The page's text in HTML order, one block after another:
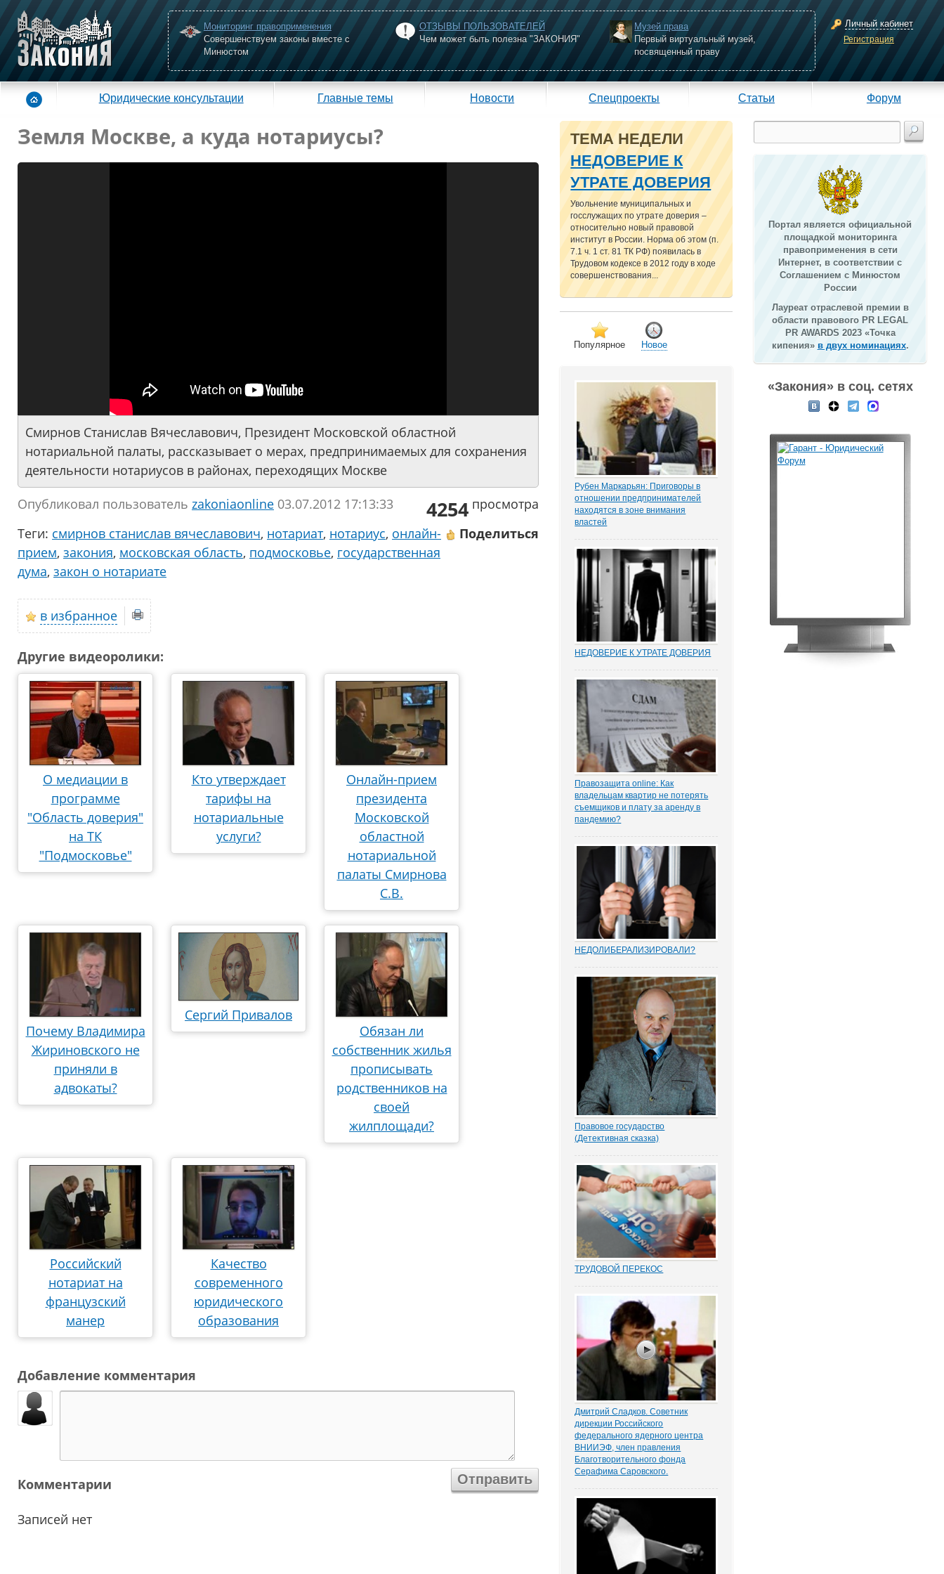
Мониторинг правоприменения
Совершенствуем законы вместе с
Минюстом
ОТЗЫВЫ ПОЛЬЗОВАТЕЛЕЙ
Чем может быть полезна "ЗАКОНИЯ"
Музей права
Первый виртуальный музей,
посвященный праву
Личный кабинет
Регистрация
Юридические консультации Главные темы Новости Спецпроекты Статьи Форум
Земля Москве, а куда нотариусы?
Смирнов Станислав Вячеславович, Президент Московской областной
нотариальной палаты, рассказывает о мерах, предпринимаемых для сохранения
деятельности нотариусов в районах, переходящих Москве
4254 просмотра
Опубликовал пользователь zakoniaonline 03.07.2012 17:13:33
Поделиться
Теги: смирнов станислав вячеславович, нотариат, нотариус, онлайн-
прием, закония, московская область, подмосковье, государственная
дума, закон о нотариате
в избранное
Другие видеоролики:
О медиации в
программе
"Область доверия"
на ТК
"Подмосковье"
Кто утверждает
тарифы на
нотариальные
услуги?
Онлайн-прием
президента
Московской
областной
нотариальной
палаты Смирнова
С.В.
Почему Владимира
Жириновского не
приняли в
адвокаты?
Сергий Привалов
Обязан ли
собственник жилья
прописывать
родственников на
своей
жилплощади?
Российский
нотариат на
французский
манер
Качество
современного
юридического
образования
Добавление комментария
Комментарии
Записей нет
ТЕМА НЕДЕЛИ
НЕДОВЕРИЕ К
УТРАТЕ ДОВЕРИЯ
Увольнение муниципальных и
госслужащих по утрате доверия –
относительно новый правовой
институт в России. Норма об этом (п.
7.1 ч. 1 ст. 81 ТК РФ) появилась в
Трудовом кодексе в 2012 году в ходе
совершенствования...
Популярное Новое
Рубен Маркарьян: Приговоры в
отношении предпринимателей
находятся в зоне внимания
властей
известном читателям ЭСМИ
«ЗАКОНИЯ» из журналистского
расследования «Пермский
захват». Владелец сети заправок...
НЕДОВЕРИЕ К УТРАТЕ ДОВЕРИЯ
относительно новый правовой
институт в России. Норма об этом
(п. 7.1 ч. 1 ст. 81 ТК РФ) появилась в
Трудовом кодексе в 2012 году в
ходе совершенствования...
Правозащита online: Как
владельцам квартир не потерять
съемщиков и плату за аренду в
пандемию?
спроса, отметила в интервью
порталу «ЗАКОНИЯ» главный
юрисконсульт проектов судебной
практики Ольга Старых.
НEДОЛИБЕРАЛИЗИРОВАЛИ?
судебную систему следует
усовершенствовать, и она не
защищает частную собственность.
Данные декабрьского опроса
привел портал Право.ру. Более...
Правовое государство
(Детективная сказка)
надругался над покойной. Не ты? -
грозно спросил Воевода.
Добрыня исподлобья бросил на
Воеводу удивлённый взгляд.
- Я был...
ТРУДОВОЙ ПЕРЕКОС
стороны – работника вот уже
почти 15 лет является одним из
общих мест правосудия. Причем,
зафиксированным
непосредственно в нормах закона.
Например,...
Дмитрий Сладков. Советник
дирекции Российского
федерального ядерного центра
ВНИИЭФ, член правления
Благотворительного фонда
Серафима Саровского.
и очевидную, пожалуй, мысль
высказали очень многие участники
заседания. В частности, Советник
дирекции Российского
федерального ядерного...
Портал является официальной
площадкой мониторинга
правоприменения в сети
Интернет, в соответствии с
Соглашением с Минюстом
России
Лауреат отраслевой премии в
области правового PR LEGAL
PR AWARDS 2023 «Точка
кипения» в двух номинациях.
«Закония» в соц. сетях